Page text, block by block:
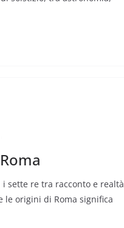
sette re tra racconto e realtà
le origini di Roma significa